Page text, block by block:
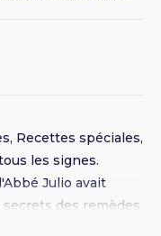
Recettes spéciales,
les signes.
Julio avait
des remèdes